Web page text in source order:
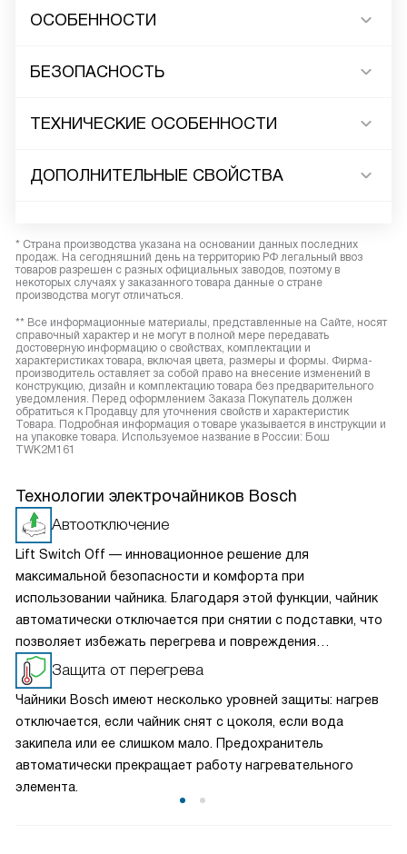
ОСОБЕННОСТИ
БЕЗОПАСНОСТЬ
ТЕХНИЧЕСКИЕ ОСОБЕННОСТИ
ДОПОЛНИТЕЛЬНЫЕ СВОЙСТВА
* Страна производства указана на основании данных последних
продаж. На сегодняшний день на территорию РФ легальный ввоз
товаров разрешен с разных официальных заводов, поэтому в
некоторых случаях у заказанного товара данные о стране
производства могут отличаться.
** Все информационные материалы, представленные на Сайте, носят
справочный характер и не могут в полной мере передавать
достоверную информацию о свойствах, комплектации и
характеристиках товара, включая цвета, размеры и формы. Фирма-
производитель оставляет за собой право на внесение изменений в
конструкцию, дизайн и комплектацию товара без предварительного
уведомления. Перед оформлением Заказа Покупатель должен
обратиться к Продавцу для уточнения свойств и характеристик
Товара. Подробная информация о товаре указывается в инструкции и
на упаковке товара. Используемое название в России: Бош
TWK2M161
Технологии электрочайников Bosch
Автоотключение
Lift Switch Off — инновационное решение для
максимальной безопасности и комфорта при
использовании чайника. Благодаря этой функции, чайник
автоматически отключается при снятии с подставки, что
позволяет избежать перегрева и повреждения
устройства, а также снижает энергопотребление и
минимизирует вероятность поражения электрическим
током. С этой опцией вы всегда можете быть уверены в
безопасности.
Защита от перегрева
Чайники Bosch имеют несколько уровней защиты: нагрев
отключается, если чайник снят с цоколя, если вода
закипела или ее слишком мало. Предохранитель
автоматически прекращает работу нагревательного
элемента.